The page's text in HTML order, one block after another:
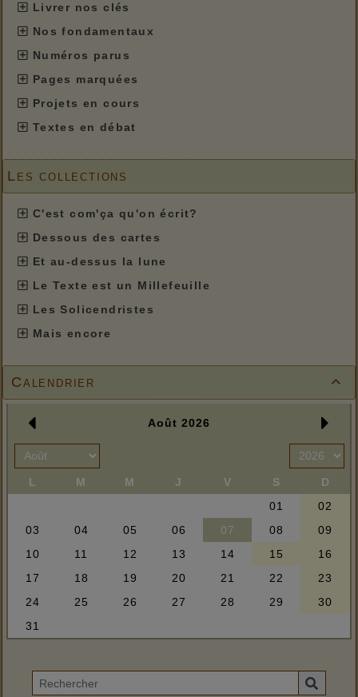
Livrer nos clés
Nos fondamentaux
Numéros parus
Pages marquées
Projets en cours
Textes en débat
Les collections
C'est com'ça qu'on écrit?
Dessous des cartes
Et au-dessus la lune
Le Texte est un Millefeuille
Les Solicendristes
Mais encore

Calendrier